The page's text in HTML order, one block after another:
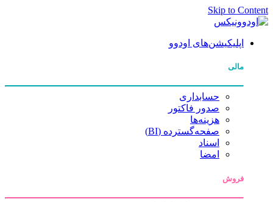
Skip to Content
اپلیکیشن‌های اودوو
مالی
حسابداری
صدور فاکتور
هزینه‌ها
صفحه‌گسترده (BI)
اسناد
امضا
فروش